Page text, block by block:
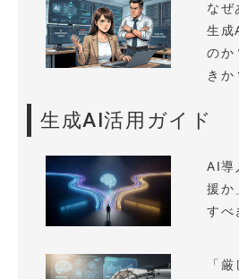
なぜ
生成
のか
きか
生成AI活用ガイド
AI導
援か
すべ
「